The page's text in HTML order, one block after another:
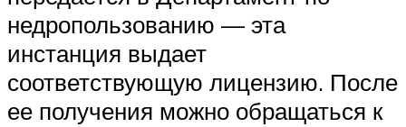
недропользованию — эта
инстанция выдает
соответствующую лицензию. После
ее получения можно обращаться к